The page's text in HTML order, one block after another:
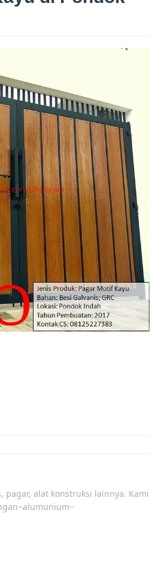
pagar, alat konstruksi lainnya. Kami